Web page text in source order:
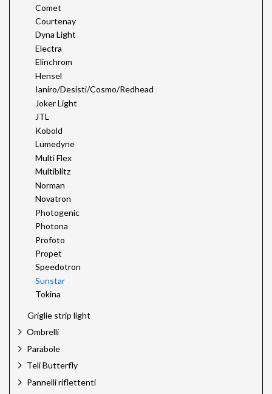
Comet
Courtenay
Dyna Light
Electra
Elinchrom
Hensel
Ianiro/Desisti/Cosmo/Redhead
Joker Light
JTL
Kobold
Lumedyne
Multi Flex
Multiblitz
Norman
Novatron
Photogenic
Photona
Profoto
Propet
Speedotron
Sunstar
Tokina
Griglie strip light
Ombrelli
Parabole
Teli Butterfly
Pannelli riflettenti